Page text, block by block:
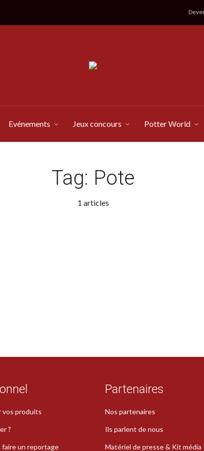
Evénements Jeux concours Potter World
Tag: Pote
1 articles
vos produits
?
faire un reportage
Partenaires
Nos partenaires
Ils parlent de nous
Matériel de presse & Kit média